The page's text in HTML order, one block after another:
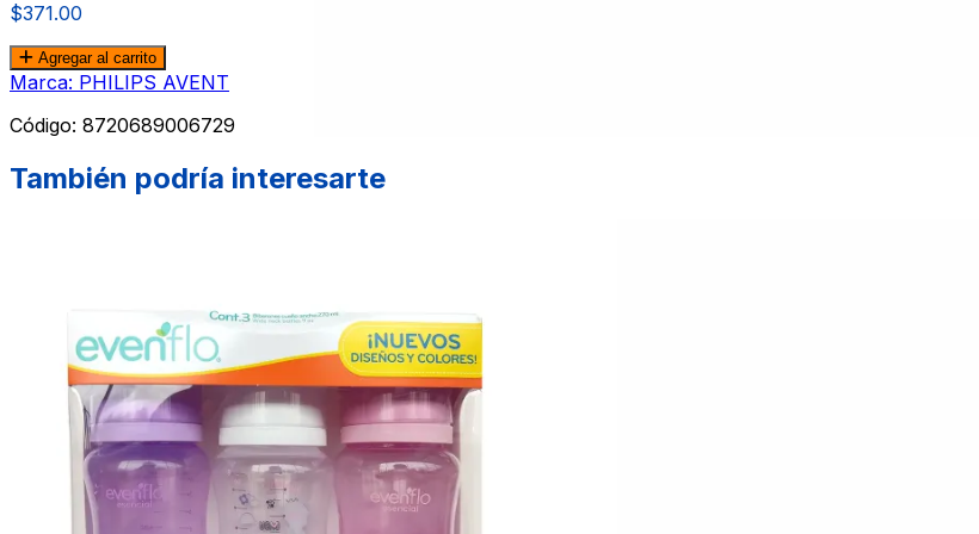
$371.00
Agregar al carrito
Marca: PHILIPS AVENT
Código: 8720689006729
También podría interesarte